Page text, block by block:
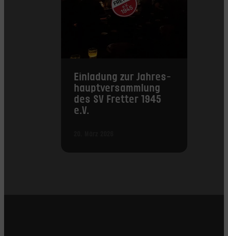
Einladung zur Jahres­
haupt­versammlung
des SV Fretter 1945
e.V.